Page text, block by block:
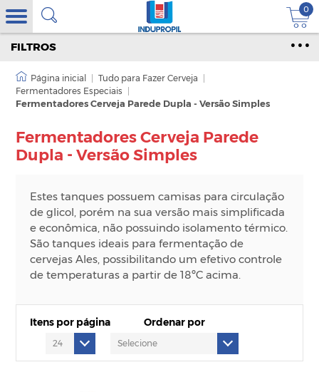
0
Tudo para Fazer Cerveja
Fermentadores Especiais
Fermentadores Cerveja Parede Dupla - Versão Simples
FILTROS
Fermentadores Cerveja Parede
Dupla - Versão Simples
Estes tanques possuem camisas para circulação
de glicol, porém na sua versão mais simplificada
e econômica, não possuindo isolamento térmico.
São tanques ideais para fermentação de
cervejas Ales, possibilitando um efetivo controle
de temperaturas a partir de 18ºC acima.
Itens por página Ordenar por